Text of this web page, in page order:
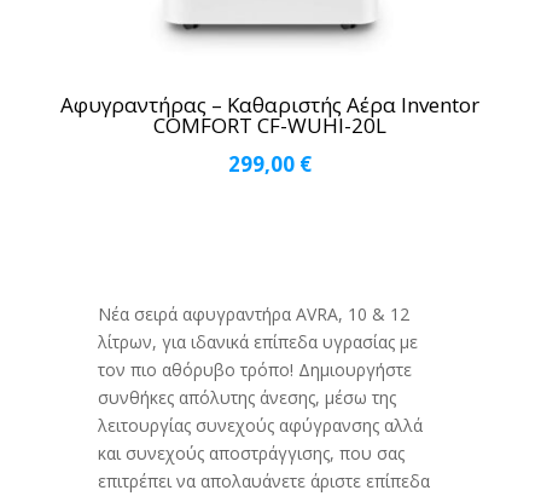
Αφυγραντήρας – Καθαριστής Αέρα Inventor
COMFORT CF-WUHI-20L
299,00 €
Νέα σειρά αφυγραντήρα AVRA, 10 & 12
λίτρων, για ιδανικά επίπεδα υγρασίας με
τον πιο αθόρυβο τρόπο! Δημιουργήστε
συνθήκες απόλυτης άνεσης, μέσω της
λειτουργίας συνεχούς αφύγρανσης αλλά
και συνεχούς αποστράγγισης, που σας
επιτρέπει να απολαυάνετε άριστε επίπεδα